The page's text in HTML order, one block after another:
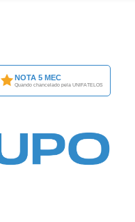
NOTA 5 MEC
Quando chancelado pela UNIFATELOS